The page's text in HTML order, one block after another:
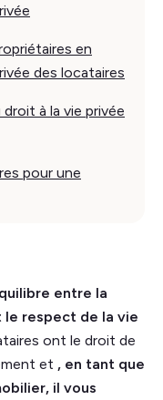
en
des locataires
à la vie privée
pour une
entre la
respect de la vie
ont le droit de
et , en tant que
il vous